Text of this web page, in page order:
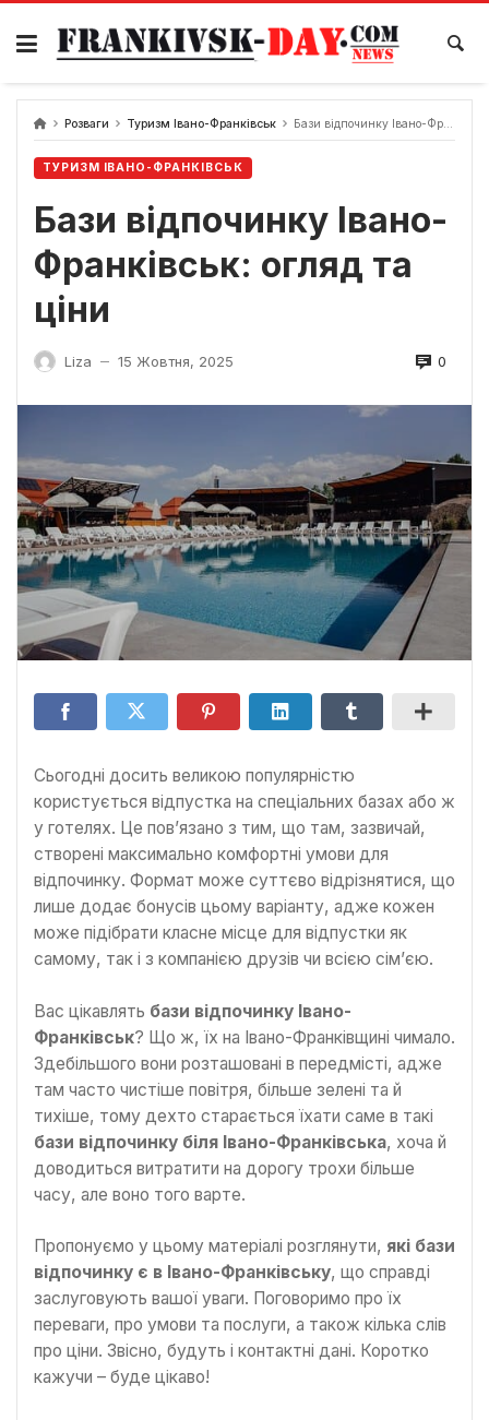
Skip
content
Розваги Туризм Івано-Франківськ Бази відпочинку Івано-Франківськ: огляд та ціни
ТУРИЗМ ІВАНО-ФРАНКІВСЬК
Бази відпочинку Івано-
Франківськ: огляд та
ціни
Liza — 15 Жовтня, 2025 0
Сьогодні досить великою популярністю
користується відпустка на спеціальних базах або ж
у готелях. Це пов’язано з тим, що там, зазвичай,
створені максимально комфортні умови для
відпочинку. Формат може суттєво відрізнятися, що
лише додає бонусів цьому варіанту, адже кожен
може підібрати класне місце для відпустки як
самому, так і з компанією друзів чи всією сім’єю.
Вас цікавлять бази відпочинку Івано-
Франківськ? Що ж, їх на Івано-Франківщині чимало.
Здебільшого вони розташовані в передмісті, адже
там часто чистіше повітря, більше зелені та й
тихіше, тому дехто старається їхати саме в такі
бази відпочинку біля Івано-Франківська, хоча й
доводиться витратити на дорогу трохи більше
часу, але воно того варте.
Пропонуємо у цьому матеріалі розглянути, які бази
відпочинку є в Івано-Франківську, що справді
заслуговують вашої уваги. Поговоримо про їх
переваги, про умови та послуги, а також кілька слів
про ціни. Звісно, будуть і контактні дані. Коротко
кажучи – буде цікаво!